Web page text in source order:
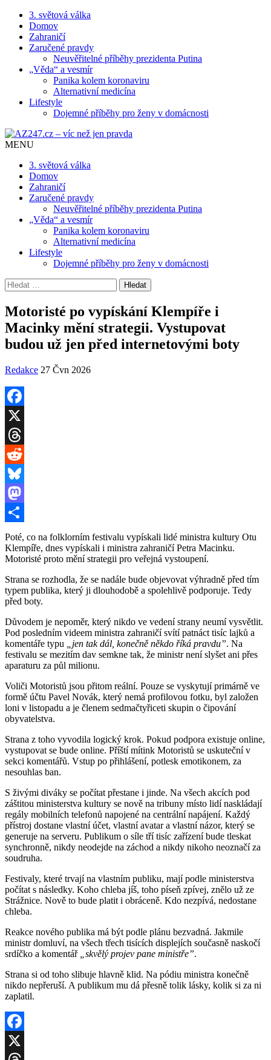
3. světová válka
Domov
Zahraničí
Zaručené pravdy
Neuvěřitelné příběhy prezidenta Putina
„Věda“ a vesmír
Panika kolem koronaviru
Alternativní medicína
Lifestyle
Dojemné příběhy pro ženy v domácnosti
MENU
3. světová válka
Domov
Zahraničí
Zaručené pravdy
Neuvěřitelné příběhy prezidenta Putina
„Věda“ a vesmír
Panika kolem koronaviru
Alternativní medicína
Lifestyle
Dojemné příběhy pro ženy v domácnosti
Vyhledávání
Motoristé po vypískání Klempíře i
Macinky mění strategii. Vystupovat
budou už jen před internetovými boty
Redakce 27 Čvn 2026
Facebook
X
Threads
Reddit
Bluesky
Mastodon
Share
Poté, co na folklorním festivalu vypískali lidé ministra kultury Otu
Klempíře, dnes vypískali i ministra zahraničí Petra Macinku.
Motoristé proto mění strategii pro veřejná vystoupení.
Strana se rozhodla, že se nadále bude objevovat výhradně před tím
typem publika, který ji dlouhodobě a spolehlivě podporuje. Tedy
před boty.
Důvodem je nepoměr, který nikdo ve vedení strany neumí vysvětlit.
Pod posledním videem ministra zahraničí svítí patnáct tisíc lajků a
komentáře typu
„jen tak dál, konečně někdo říká pravdu”. Na
festivalu se mezitím dav semkne tak, že ministr není slyšet ani přes
aparaturu za půl milionu.
Voliči Motoristů jsou přitom reální. Pouze se vyskytují primárně ve
formě účtu Pavel Novák, který nemá profilovou fotku, byl založen
loni v listopadu a je členem sedmačtyřiceti skupin o čipování
obyvatelstva.
Strana z toho vyvodila logický krok. Pokud podpora existuje online,
vystupovat se bude online. Příští mítink Motoristů se uskuteční v
sekci komentářů. Vstup po přihlášení, potlesk emotikonem, za
nesouhlas ban.
S živými diváky se počítat přestane i jinde. Na všech akcích pod
záštitou ministerstva kultury se nově na tribuny místo lidí naskládají
regály mobilních telefonů napojené na centrální napájení. Každý
přístroj dostane vlastní účet, vlastní avatar a vlastní názor, který se
generuje na serveru. Publikum o síle tří tisíc zařízení bude tleskat
synchronně, nikdy neodejde na záchod a nikdy nikoho neoznačí za
soudruha.
Festivaly, které trvají na vlastním publiku, mají podle ministerstva
počítat s následky. Koho chleba jíš, toho píseň zpívej, znělo už ze
Strážnice. Nově to bude platit i obráceně. Kdo nezpívá, nedostane
chleba.
Reakce nového publika má být podle plánu bezvadná. Jakmile
ministr domluví, na všech třech tisících displejích současně naskočí
srdíčko a komentář
„skvělý projev pane ministře”.
Strana si od toho slibuje hlavně klid. Na pódiu ministra konečně
nikdo nepřeruší. A publikum mu dá přesně tolik lásky, kolik si za ni
zaplatil.
Facebook